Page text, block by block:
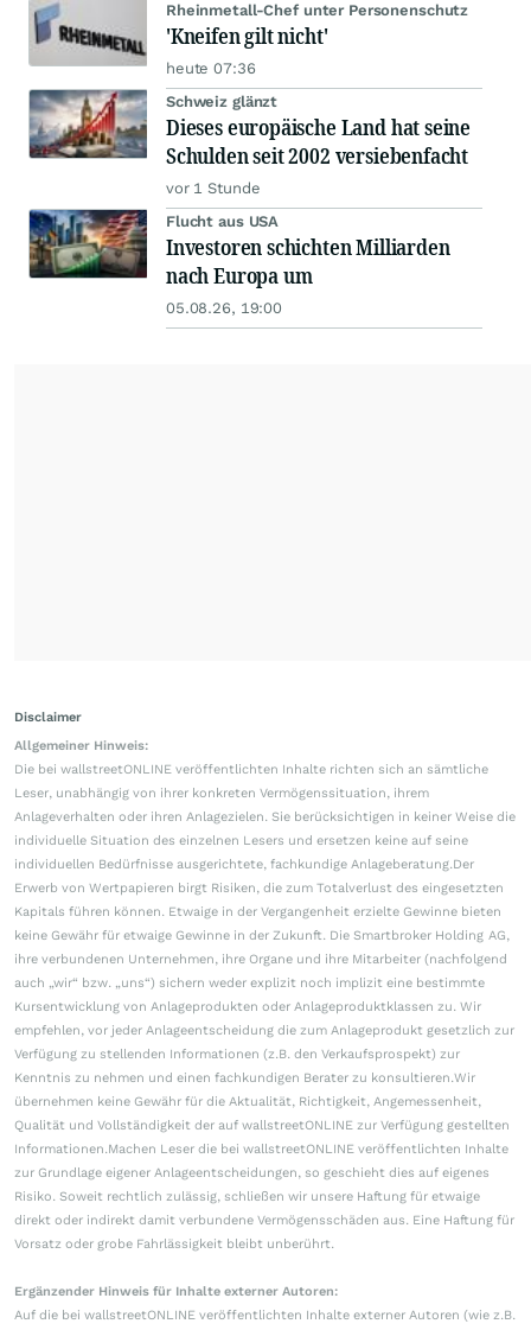
Rheinmetall-Chef unter Personenschutz
'Kneifen gilt nicht'
heute 07:36
Schweiz glänzt
Dieses europäische Land hat seine
Schulden seit 2002 versiebenfacht
vor 1 Stunde
Flucht aus USA
Investoren schichten Milliarden
nach Europa um
05.08.26, 19:00
Disclaimer
Allgemeiner Hinweis:
Die bei wallstreetONLINE veröffentlichten Inhalte richten sich an sämtliche
Leser, unabhängig von ihrer konkreten Vermögenssituation, ihrem
Anlageverhalten oder ihren Anlagezielen. Sie berücksichtigen in keiner Weise die
individuelle Situation des einzelnen Lesers und ersetzen keine auf seine
individuellen Bedürfnisse ausgerichtete, fachkundige Anlageberatung.Der
Erwerb von Wertpapieren birgt Risiken, die zum Totalverlust des eingesetzten
Kapitals führen können. Etwaige in der Vergangenheit erzielte Gewinne bieten
keine Gewähr für etwaige Gewinne in der Zukunft. Die Smartbroker Holding AG,
ihre verbundenen Unternehmen, ihre Organe und ihre Mitarbeiter (nachfolgend
auch „wir“ bzw. „uns“) sichern weder explizit noch implizit eine bestimmte
Kursentwicklung von Anlageprodukten oder Anlageproduktklassen zu. Wir
empfehlen, vor jeder Anlageentscheidung die zum Anlageprodukt gesetzlich zur
Verfügung zu stellenden Informationen (z.B. den Verkaufsprospekt) zur
Kenntnis zu nehmen und einen fachkundigen Berater zu konsultieren.Wir
übernehmen keine Gewähr für die Aktualität, Richtigkeit, Angemessenheit,
Qualität und Vollständigkeit der auf wallstreetONLINE zur Verfügung gestellten
Informationen.Machen Leser die bei wallstreetONLINE veröffentlichten Inhalte
zur Grundlage eigener Anlageentscheidungen, so geschieht dies auf eigenes
Risiko. Soweit rechtlich zulässig, schließen wir unsere Haftung für etwaige
direkt oder indirekt damit verbundene Vermögensschäden aus. Eine Haftung für
Vorsatz oder grobe Fahrlässigkeit bleibt unberührt.
Ergänzender Hinweis für Inhalte externer Autoren:
Auf die bei wallstreetONLINE veröffentlichten Inhalte externer Autoren (wie z.B.